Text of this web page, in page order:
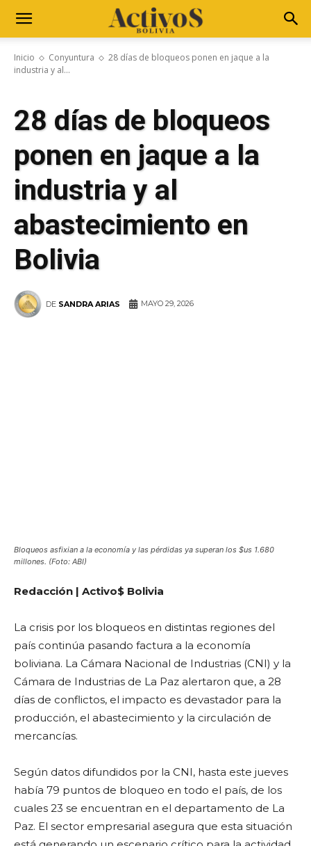
Inicio Conyuntura
28 días de bloqueos ponen en jaque a la
industria y al...
28 días de bloqueos
ponen en jaque a la
industria y al
abastecimiento en
Bolivia
DE SANDRA ARIAS MAYO 29, 2026
Bloqueos asfixian a la economía y las pérdidas ya superan los $us 1.680
millones. (Foto: ABI)
Redacción | Activo$ Bolivia
La crisis por los bloqueos en distintas regiones del
país continúa pasando factura a la economía
boliviana. La Cámara Nacional de Industrias (CNI) y la
Cámara de Industrias de La Paz alertaron que, a 28
días de conflictos, el impacto es devastador para la
producción, el abastecimiento y la circulación de
mercancías.
Según datos difundidos por la CNI, hasta este jueves
había 79 puntos de bloqueo en todo el país, de los
cuales 23 se encuentran en el departamento de La
Paz. El sector empresarial asegura que esta situación